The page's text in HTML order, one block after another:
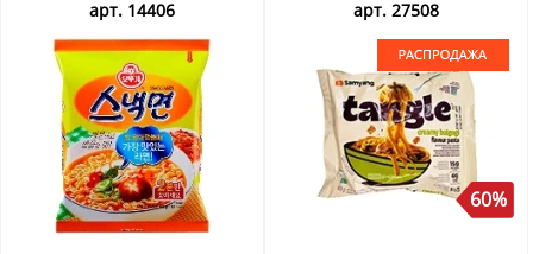
арт. 14406
Samyang, Корея, 105 г. Срок
арт. 27508
60%